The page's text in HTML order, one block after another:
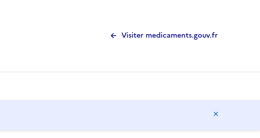
Visiter medicaments.gouv.fr